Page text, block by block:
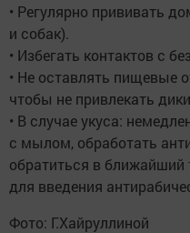
• Регулярно прививать
и собак).
• Избегать контактов с
• Не оставлять пищевые
чтобы не привлекать
• В случае укуса:
с мылом, обработать
обратиться в ближайший
для введения
Фото: Г.Хайруллиной